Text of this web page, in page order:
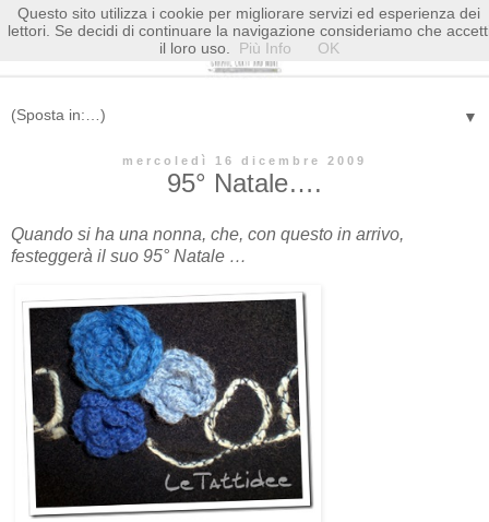
▼
mercoledì 16 dicembre 2009
95° Natale….
Quando si ha una nonna, che, con questo in arrivo,
festeggerà il suo 95° Natale …
Questo sito utilizza i cookie per migliorare servizi ed esperienza dei
lettori. Se decidi di continuare la navigazione consideriamo che
il loro uso.
Più Info OK